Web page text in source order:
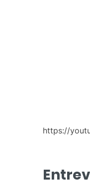
https://